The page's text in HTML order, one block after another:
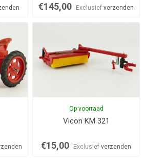
€145,00 Exclusiefverzenden
Op voorraad
Vicon KM 321
€15,00 Exclusiefverzenden